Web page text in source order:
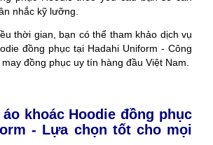
nhắc kỹ lưỡng.
thời gian, bạn có thể tham khảo dịch vụ
đồng phục tại Hadahi Uniform - Công
đồng phục uy tín hàng đầu Việt Nam.
khoác Hoodie đồng phục
- Lựa chọn tốt cho mọi